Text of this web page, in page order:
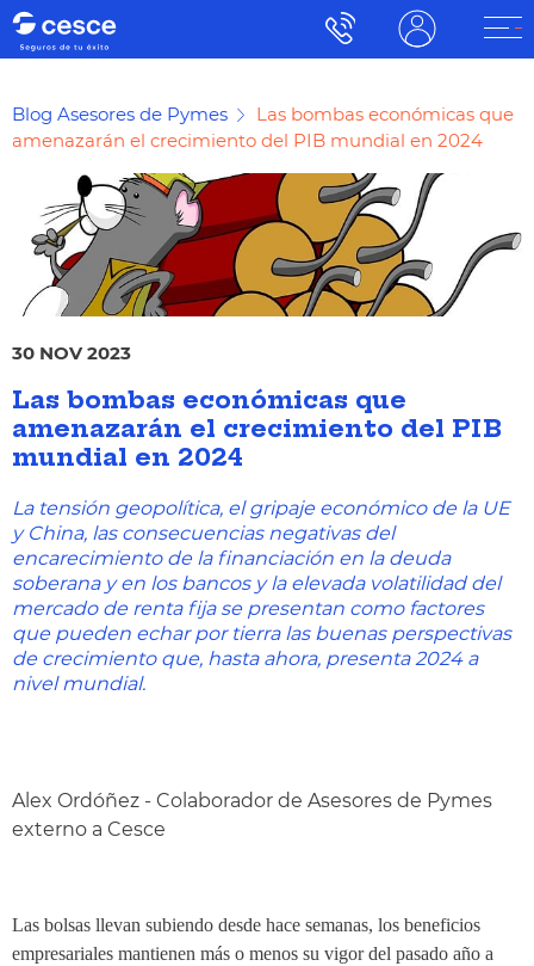
Blog Asesores de Pymes
Las bombas económicas que
amenazarán el crecimiento del PIB mundial en 2024
30 NOV 2023
Las bombas económicas que
amenazarán el crecimiento del PIB
mundial en 2024
La tensión geopolítica, el gripaje económico de la UE
y China, las consecuencias negativas del
encarecimiento de la financiación en la deuda
soberana y en los bancos y la elevada volatilidad del
mercado de renta fija se presentan como factores
que pueden echar por tierra las buenas perspectivas
de crecimiento que, hasta ahora, presenta 2024 a
nivel mundial.
Alex Ordóñez - Colaborador de Asesores de Pymes
externo a Cesce
Las bolsas llevan subiendo desde hace semanas, los beneficios
empresariales mantienen más o menos su vigor del pasado año a